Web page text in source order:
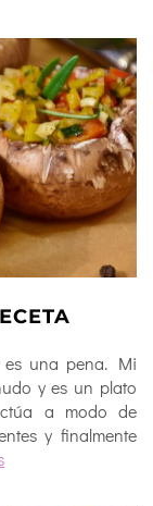
es una pena. Mi
y es un plato
a modo de
y finalmente